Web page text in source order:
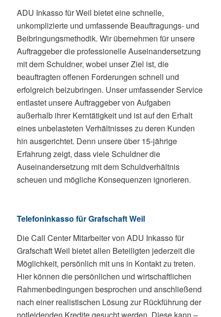
ADU Inkasso für Weil bietet eine schnelle,
unkomplizierte und umfassende Beauftragungs- und
Beibringungsmethodik. Wir übernehmen für unsere
Auftraggeber die professionelle Auseinandersetzung
mit dem Schuldner, wobei unser Ziel ist, die
beauftragten offenen Forderungen schnell und
erfolgreich beizubringen. Unser umfassender Service
entlastet unsere Auftraggeber von Aufgaben
außerhalb ihrer Kerntätigkeit und ist auf den Erhalt
eines unbelasteten Verhältnisses zu deren Kunden
hin ausgerichtet. Denn unsere über 15-jährige
Erfahrung zeigt, dass viele Schuldner die
Auseinandersetzung mit dem Schuldverhältnis
scheuen und mögliche Konsequenzen ignorieren.
Telefoninkasso für Grafschaft Weil
Die Call Center Mitarbeiter von ADU Inkasso für
Grafschaft Weil bietet allen Beteiligten jederzeit die
Möglichkeit, persönlich mit uns in Kontakt zu treten.
Hier können die persönlichen und wirtschaftlichen
Rahmenbedingungen besprochen und anschließend
nach einer realistischen Lösung zur Rückführung der